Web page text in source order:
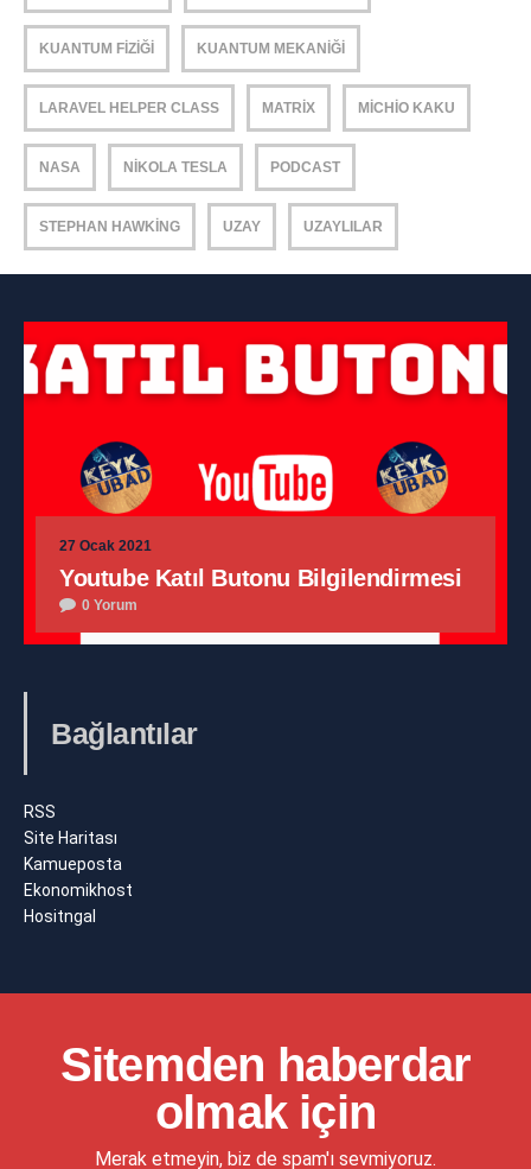
KUANTUM FIZIĞI KUANTUM MEKANIĞI
LARAVEL HELPER CLASS MATRIX MICHIO KAKU
NASA NIKOLA TESLA PODCAST
STEPHAN HAWKING UZAY UZAYLILAR
27 Ocak 2021
Youtube Katıl Butonu Bilgilendirmesi
0 Yorum
Bağlantılar
RSS
Site Haritası
Kamueposta
Ekonomikhost
Hositngal
Sitemden haberdar
olmak için
Merak etmeyin, biz de spam'ı sevmiyoruz.